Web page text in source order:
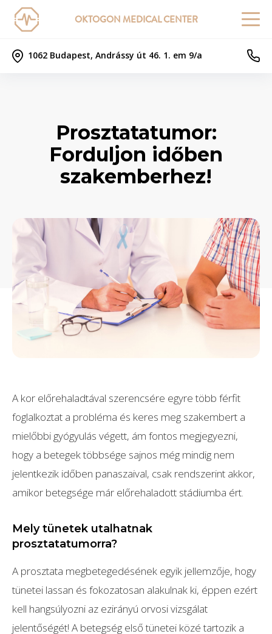
OKTOGON MEDICAL CENTER
1062 Budapest, Andrássy út 46. 1. em 9/a
Prosztatatumor:
Forduljon időben
szakemberhez!
A kor előrehaladtával szerencsére egyre több férfit
foglalkoztat a probléma és keres meg szakembert a
mielőbbi gyógyulás végett, ám fontos megjegyezni,
hogy a betegek többsége sajnos még mindig nem
jelentkezik időben panaszaival, csak rendszerint akkor,
amikor betegsége már előrehaladott stádiumba ért.
Mely tünetek utalhatnak
prosztatatumorra?
A prosztata megbetegedésének egyik jellemzője, hogy
tünetei lassan és fokozatosan alakulnak ki, éppen ezért
kell hangsúlyozni az ezirányú orvosi vizsgálat
jelentőségét! A betegség első tünetei közé tartozik a